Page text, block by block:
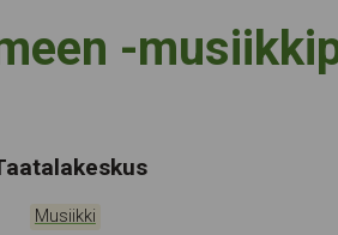
-
Kategoriat:
Musiikki